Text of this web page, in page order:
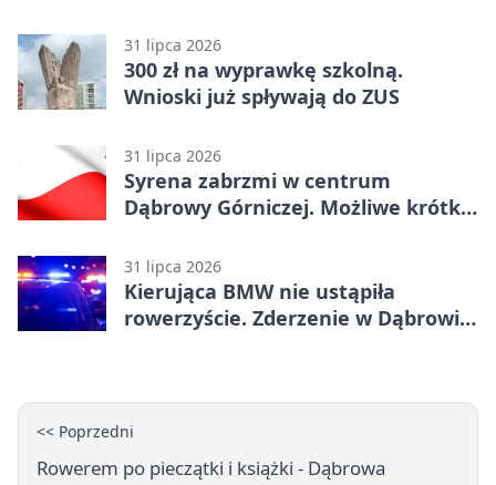
31 lipca 2026
300 zł na wyprawkę szkolną.
Wnioski już spływają do ZUS
31 lipca 2026
Syrena zabrzmi w centrum
Dąbrowy Górniczej. Możliwe krótkie
31 lipca 2026
Kierująca BMW nie ustąpiła
rowerzyście. Zderzenie w Dąbrowie
<< Poprzedni
Rowerem po pieczątki i książki - Dąbrowa